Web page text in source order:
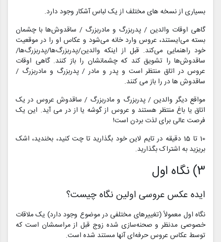
بسیاری از نسخه های مختلف از یک لباس آشکار وجود دارد.
گاهی اوقات والدین / پدربزرگ و مادربزرگ / ساقدوش‌ها با چشمان
بسته می‌ایستند، عروس وارد خانه می‌شود و عکاس او را در موقعیت
خود راهنمایی می‌کند. قبل از اینکه والدین/پدربزرگ‌ها/پدربزرگ‌ها/
ساقدوش‌ها را تشویق کند که چشمانشان را باز کنند. گاهی اوقات
عروس در اتاق منتظر است و پدر و مادر / پدربزرگ و مادربزرگ /
ساقدوش ها در را باز می کنند.
مواقع دیگر والدین / پدربزرگ و مادربزرگ / ساقدوش عروس در یک
اتاق یا باغ منتظر هستند و عروس از گوشه یا از در می آید. این یک
فرصت عالی برای لذت بردن است!
10 تا 15 دقیقه در تایم لاین خود بگذارید تا چت کنید، بخندید، اشک
بریزید به اشتراک بگذارید.
3) نگاه اول
ایده عکس‌ عروسی اولین نگاه چیست؟
نگاه اول معمولاً (تغییرهای مختلفی در موضوع وجود دارد) یک ملاقات
خصوصی مدنظر و صحنه‌سازی شده زوج قبل از مراسمشان است که
توسط عکاس عروس حرفه‌ای آنها مستند شده است.